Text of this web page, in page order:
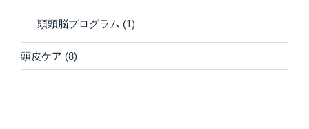
頭頭脳プログラム (1)
頭皮ケア (8)